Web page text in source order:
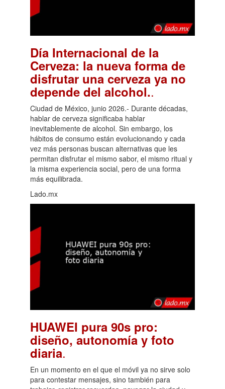
Día Internacional de la
Cerveza: la nueva forma de
disfrutar una cerveza ya no
depende del alcohol..
Ciudad de México, junio 2026.- Durante décadas,
hablar de cerveza significaba hablar
inevitablemente de alcohol. Sin embargo, los
hábitos de consumo están evolucionando y cada
vez más personas buscan alternativas que les
permitan disfrutar el mismo sabor, el mismo ritual y
la misma experiencia social, pero de una forma
más equilibrada.
Lado.mx
HUAWEI pura 90s pro:
diseño, autonomía y foto
diaria.
En un momento en el que el móvil ya no sirve solo
para contestar mensajes, sino también para